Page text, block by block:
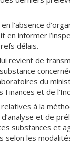
l’absence
en informer
délais.
revient de
du
Finances et de
à la
et de
substances et
selon les